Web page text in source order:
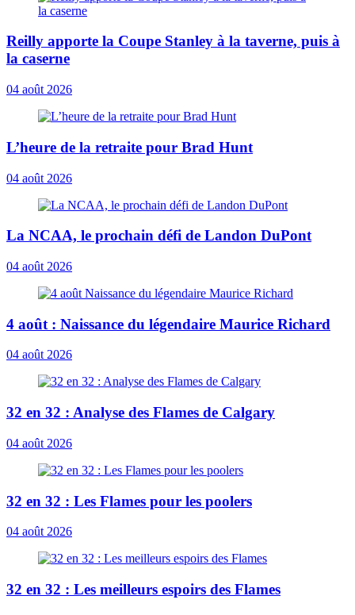
Reilly apporte la Coupe Stanley à la taverne, puis à
la caserne
04 août 2026
L’heure de la retraite pour Brad Hunt
04 août 2026
La NCAA, le prochain défi de Landon DuPont
04 août 2026
4 août : Naissance du légendaire Maurice Richard
04 août 2026
32 en 32 : Analyse des Flames de Calgary
04 août 2026
32 en 32 : Les Flames pour les poolers
04 août 2026
32 en 32 : Les meilleurs espoirs des Flames